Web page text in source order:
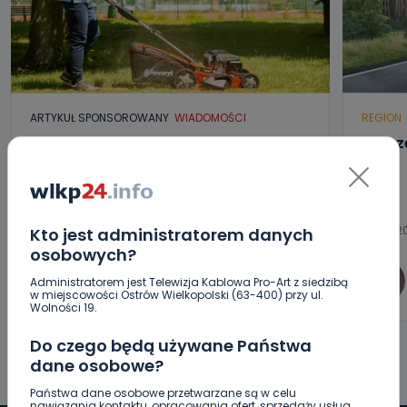
Kto jest administratorem danych
osobowych?
Administratorem jest Telewizja Kablowa Pro-Art z siedzibą
w miejscowości Ostrów Wielkopolski (63-400) przy ul.
Wolności 19.
Do czego będą używane Państwa
dane osobowe?
Państwa dane osobowe przetwarzane są w celu
ARTYKUŁ SPONSOROWANY WIADOMOŚCI
Jak prawidłowo kosić trawę w czasie
06.08.2026 17:05
wlkp24.info 0
REGION
korki